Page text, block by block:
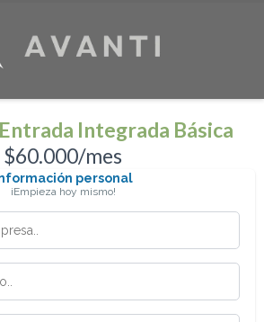
Integrada Básica
$60.000/mes
personal
¡Empieza hoy mismo!